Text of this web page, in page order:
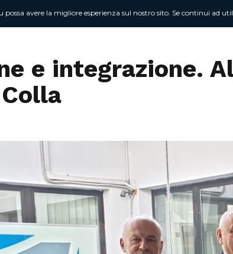
e integrazione.
possa avere la migliore esperienza sul nostro sito. Se continui ad